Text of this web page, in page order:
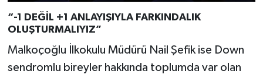
“-1 DEĞİL +1 ANLAYIŞIYLA FARKINDALIK
OLUŞTURMALIYIZ”
Malkoçoğlu İlkokulu Müdürü Nail Şefik ise Down
sendromlu bireyler hakkında toplumda var olan